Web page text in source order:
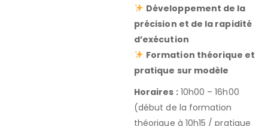
Développement de la
précision et de la rapidité
d’exécution
Formation théorique et
pratique sur modèle
Horaires :10h00 – 16h00
(début de la formation
théorique à 10h15 / pratique